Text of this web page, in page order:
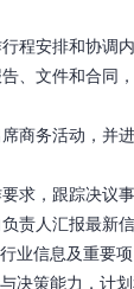
程安排和协调
、文件和合同
商务活动，并
求，跟踪决议
责人汇报最新
业信息及重要
决策能力，计划